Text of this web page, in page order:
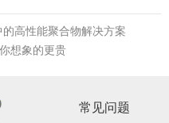
的高性能聚合物解决方案
想象的更贵
常见问题